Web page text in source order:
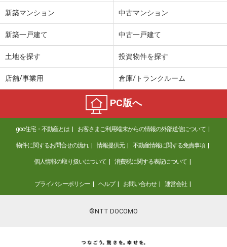
新築マンション 中古マンション
新築一戸建て 中古一戸建て
土地を探す 投資物件を探す
店舗/事業用 倉庫/トランクルーム
PC版へ
goo住宅・不動産とは お客さまご利用端末からの情報の外部送信について
物件に関するお問合せの流れ 情報提供元 不動産情報に関する免責事項
個人情報の取り扱いについて 消費税に関する表記について
プライバシーポリシー ヘルプ お問い合わせ 運営会社
©NTT DOCOMO